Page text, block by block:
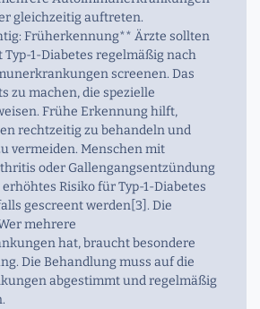
gleichzeitig auftreten.
Früherkennung** Ärzte sollten
Typ-1-Diabetes regelmäßig nach
screenen. Das
zu machen, die spezielle
Frühe Erkennung hilft,
rechtzeitig zu behandeln und
vermeiden. Menschen mit
oder Gallengangsentzündung
Risiko für Typ-1-Diabetes
gescreent werden[3]. Die
mehrere
hat, braucht besondere
Die Behandlung muss auf die
abgestimmt und regelmäßig